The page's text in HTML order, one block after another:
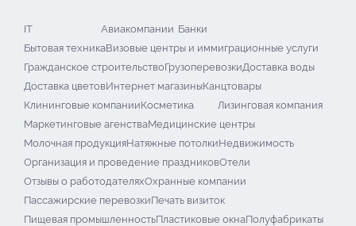
IT Авиакомпании Банки
Бытовая техникаВизовые центры и иммиграционные услуги
Гражданское строительствоГрузоперевозкиДоставка воды
Доставка цветовИнтернет магазиныКанцтовары
Клининговые компанииКосметика
Лизинговая компания
Маркетинговые агенстваМедицинские центры
Молочная продукцияНатяжные потолкиНедвижимость
Организация и проведение праздниковОтели
Отзывы о работодателяхОхранные компании
Пассажирские перевозкиПечать визиток
Пищевая промышленностьПластиковые окнаПолуфабрикаты